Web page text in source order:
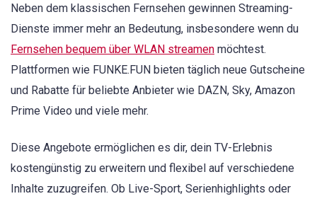
Neben dem klassischen Fernsehen gewinnen Streaming-
Dienste immer mehr an Bedeutung, insbesondere wenn du
Fernsehen bequem über WLAN streamen möchtest.
Plattformen wie FUNKE.FUN bieten täglich neue Gutscheine
und Rabatte für beliebte Anbieter wie DAZN, Sky, Amazon
Prime Video und viele mehr.
Diese Angebote ermöglichen es dir, dein TV-Erlebnis
kostengünstig zu erweitern und flexibel auf verschiedene
Inhalte zuzugreifen. Ob Live-Sport, Serienhighlights oder